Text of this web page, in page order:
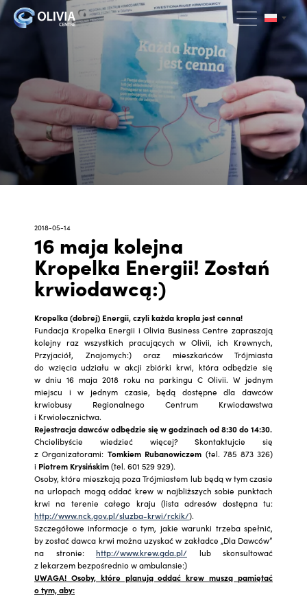
2018-05-14
16 maja kolejna
Kropelka Energii! Zostań
krwiodawcą:)
Kropelka (dobrej) Energii, czyli każda kropla jest cenna!
Fundacja Kropelka Energii i Olivia Business Centre zapraszają
kolejny raz wszystkich pracujących w Olivii, ich Krewnych,
Przyjaciół, Znajomych:) oraz mieszkańców Trójmiasta
do wzięcia udziału w akcji zbiórki krwi, która odbędzie się
w dniu 16 maja 2018 roku na parkingu C Olivii. W jednym
miejscu i w jednym czasie, będą dostępne dla dawców
krwiobusy Regionalnego Centrum Krwiodawstwa
i Krwiolecznictwa.
Rejestracja dawców odbędzie się w godzinach od 8:30 do 14:30.
Chcielibyście wiedzieć więcej? Skontaktujcie się
z Organizatorami: Tomkiem Rubanowiczem (tel. 785 873 326)
i Piotrem Krysińskim(tel. 601 529 929).
Osoby, które mieszkają poza Trójmiastem lub będą w tym czasie
na urlopach mogą oddać krew w najbliższych sobie punktach
krwi na terenie całego kraju (lista adresów dostępna tu:
http://www.nck.gov.pl/sluzba-krwi/rckik/).
Szczegółowe informacje o tym, jakie warunki trzeba spełnić,
by zostać dawca krwi można uzyskać w zakładce „Dla Dawców”
na stronie: http://www.krew.gda.pl/ lub skonsultować
z lekarzem bezpośrednio w ambulansie:)
UWAGA! Osoby, które planują oddać krew muszą pamiętać
o tym, aby: